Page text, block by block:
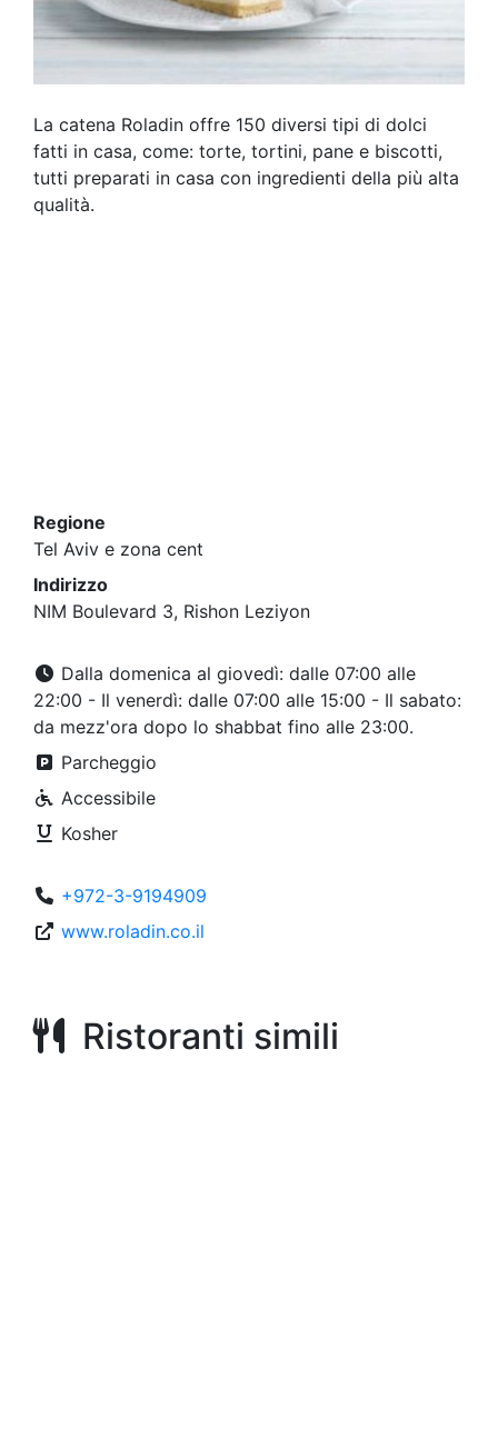
La catena Roladin offre 150 diversi tipi di dolci
fatti in casa, come: torte, tortini, pane e biscotti,
tutti preparati in casa con ingredienti della più alta
qualità.
Regione
Tel Aviv e zona cent
Indirizzo
NIM Boulevard 3, Rishon Leziyon
Dalla domenica al giovedì: dalle 07:00 alle
22:00 - Il venerdì: dalle 07:00 alle 15:00 - Il sabato:
da mezz'ora dopo lo shabbat fino alle 23:00.
Parcheggio
Accessibile
Kosher
+972-3-9194909
www.roladin.co.il
Ristoranti simili